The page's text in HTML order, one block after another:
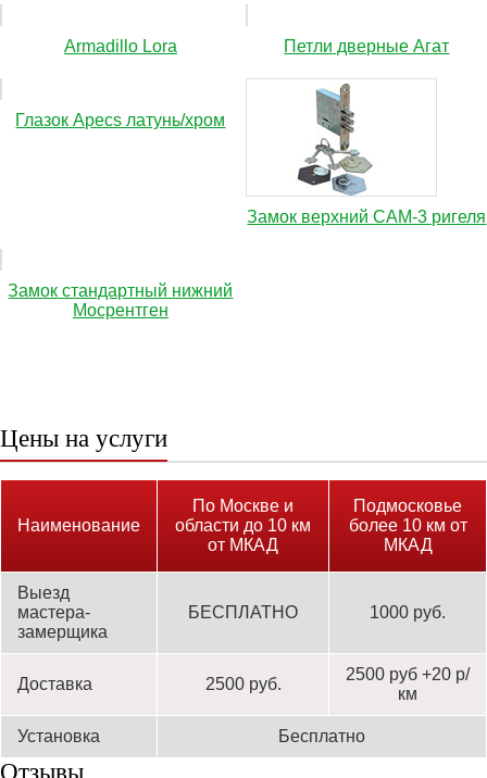
Аrmadillo Lora Петли дверные Агат
Глазок Apecs латунь/хром
Замок верхний САМ-3 ригеля
Замок стандартный нижний
Мосрентген
Цены на услуги
Наименование
По Москве и
области до 10 км
от МКАД
Подмосковье
более 10 км от
МКАД
Выезд
мастера-
замерщика
БЕСПЛАТНО 1000 руб.
Доставка 2500 руб.
2500 руб +20 р/
км
Установка Бесплатно
Отзывы